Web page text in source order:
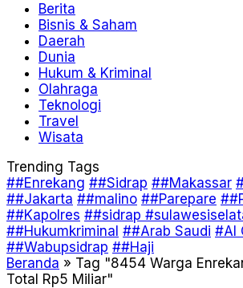
Berita
Bisnis & Saham
Daerah
Dunia
Hukum & Kriminal
Olahraga
Teknologi
Travel
Wisata
Trending Tags
##Enrekang ##Sidrap ##Makassar
##Jakarta ##malino ##Parepare
##Kapolres ##sidrap
##Hukumkriminal ##Arab Saudi #AI
##Wabupsidrap ##Haji
Beranda » Tag "8454 Warga
Total Rp5 Miliar"